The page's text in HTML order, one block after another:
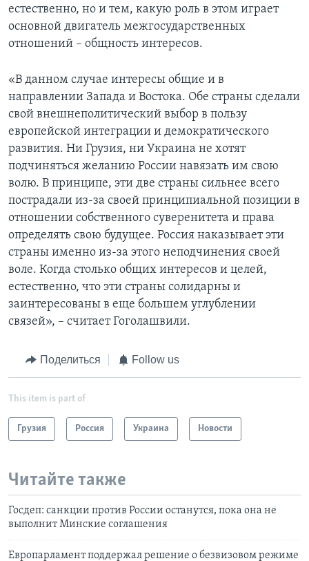
естественно, но и тем, какую роль в этом играет
основной двигатель межгосударственных
отношений – общность интересов.
«В данном случае интересы общие и в
направлении Запада и Востока. Обе страны сделали
свой внешнеполитический выбор в пользу
европейской интеграции и демократического
развития. Ни Грузия, ни Украина не хотят
подчиняться желанию России навязать им свою
волю. В принципе, эти две страны сильнее всего
пострадали из-за своей принципиальной позиции в
отношении собственного суверенитета и права
определять свою будущее. Россия наказывает эти
страны именно из-за этого неподчинения своей
воле. Когда столько общих интересов и целей,
естественно, что эти страны солидарны и
заинтересованы в еще большем углублении
связей», – считает Гоголашвили.
Поделиться Follow us
This item is part of
Грузия Россия Украина Новости
Читайте также
Госдеп: санкции против России останутся, пока она не
выполнит Минские соглашения
Европарламент поддержал решение о безвизовом режиме